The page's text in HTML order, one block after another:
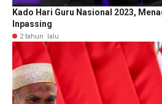
Kado Hari Guru Nasional 2023,
Inpassing
2 tahun lalu